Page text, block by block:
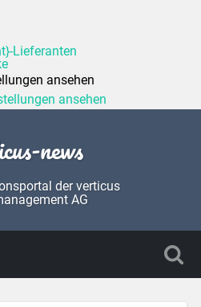
Lieferanten
ansehen
ansehen
news
der verticus
AG